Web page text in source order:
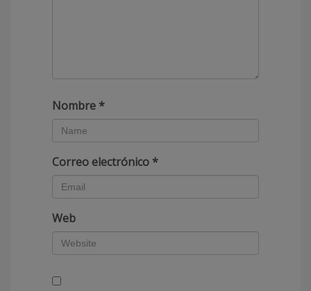
Nombre *
Correo electrónico *
Web